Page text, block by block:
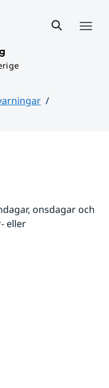
onsdagar och
eller